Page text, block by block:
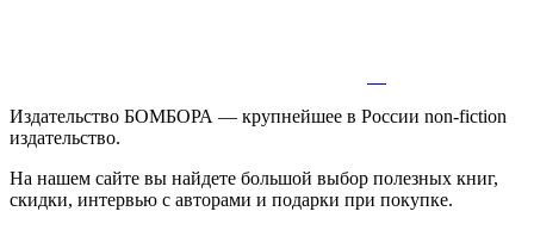
Издательство БОМБОРА — крупнейшее в России non-fiction
издательство.
На нашем сайте вы найдете большой выбор полезных книг,
скидки, интервью с авторами и подарки при покупке.